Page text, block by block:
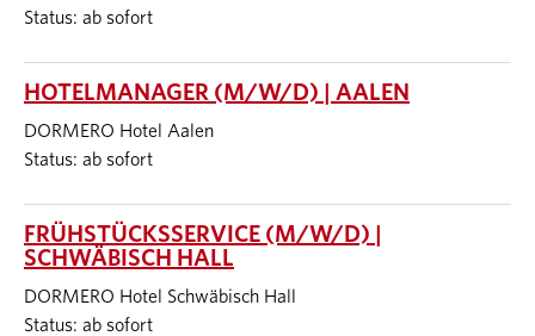
Status: ab sofort
HOTELMANAGER (M/W/D) | AALEN
DORMERO Hotel Aalen
Status: ab sofort
FRÜHSTÜCKSSERVICE (M/W/D) |
SCHWÄBISCH HALL
DORMERO Hotel Schwäbisch Hall
Status: ab sofort